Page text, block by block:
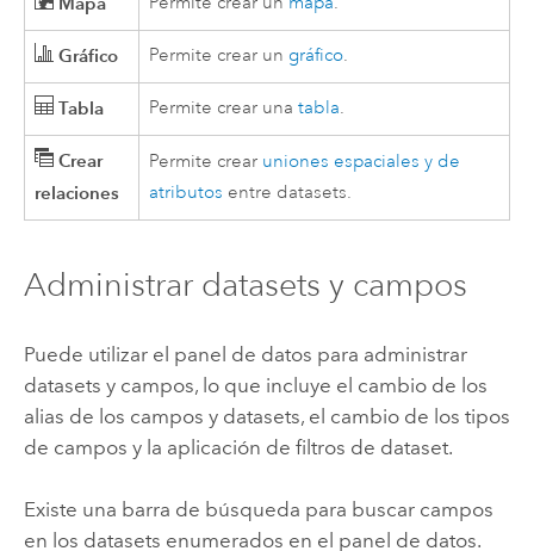
Gráfico Permite crear un gráfico.
Tabla Permite crear unatabla.
Crear
relaciones
Permite crear uniones espaciales y de
atributos entre datasets.
Administrar datasets y campos
Puede utilizar el panel de datos para administrar
datasets y campos, lo que incluye el cambio de los
alias de los campos y datasets, el cambio de los tipos
de campos y la aplicación de filtros de dataset.
Existe una barra de búsqueda para buscar campos
en los datasets enumerados en el panel de datos.